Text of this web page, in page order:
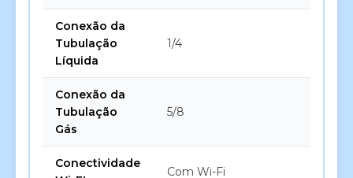
Conexão da
Tubulação
Líquida
1/4
Conexão da
Tubulação
Gás
5/8
Conectividade
Com Wi-Fi